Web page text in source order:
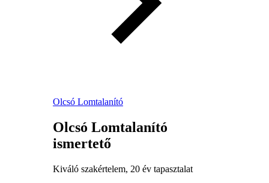
Olcsó Lomtalanító
Olcsó Lomtalanító
ismertető
Kiváló szakértelem, 20 év tapasztalat